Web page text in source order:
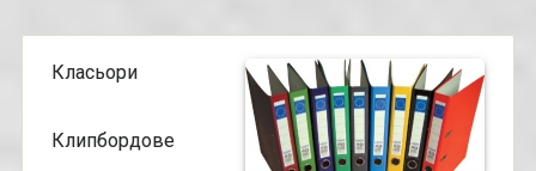
Класьори
Клипбордове